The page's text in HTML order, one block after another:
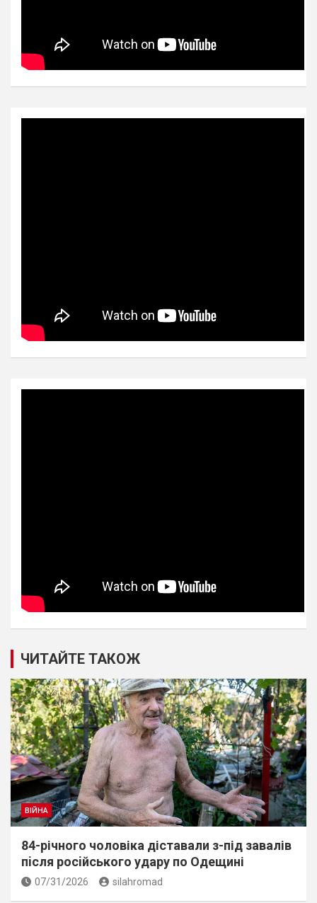
ЧИТАЙТЕ ТАКОЖ
ВІЙНА
84-річного чоловіка діставали з-під завалів
пiсля росiйського удару по Одещині
07/31/2026 silahromad